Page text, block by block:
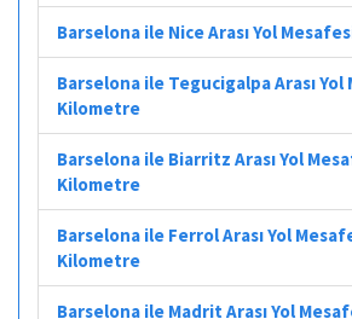
Barselona ile Nice Arası Yol
Barselona ile Tegucigalpa Arası Yol
Kilometre
Barselona ile Biarritz Arası Yol
Kilometre
Barselona ile Ferrol Arası Yol
Kilometre
Barselona ile Madrit Arası Yol